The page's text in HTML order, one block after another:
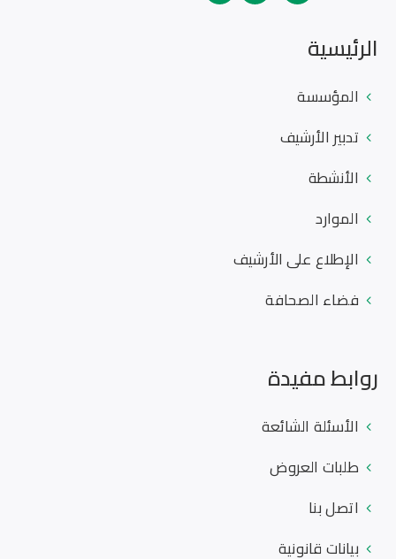
الرئيسية
المؤسسة
تدبير الأرشيف
الأنشطة
الموارد
الإطلاع على الأرشيف
فضاء الصحافة
روابط مفيدة
الأسئلة الشائعة
طلبات العروض
اتصل بنا
بيانات قانونية